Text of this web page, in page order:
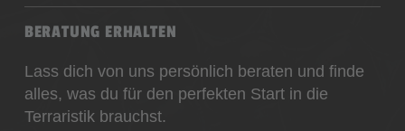
BERATUNG ERHALTEN
Lass dich von uns persönlich beraten und finde
alles, was du für den perfekten Start in die
Terraristik brauchst.